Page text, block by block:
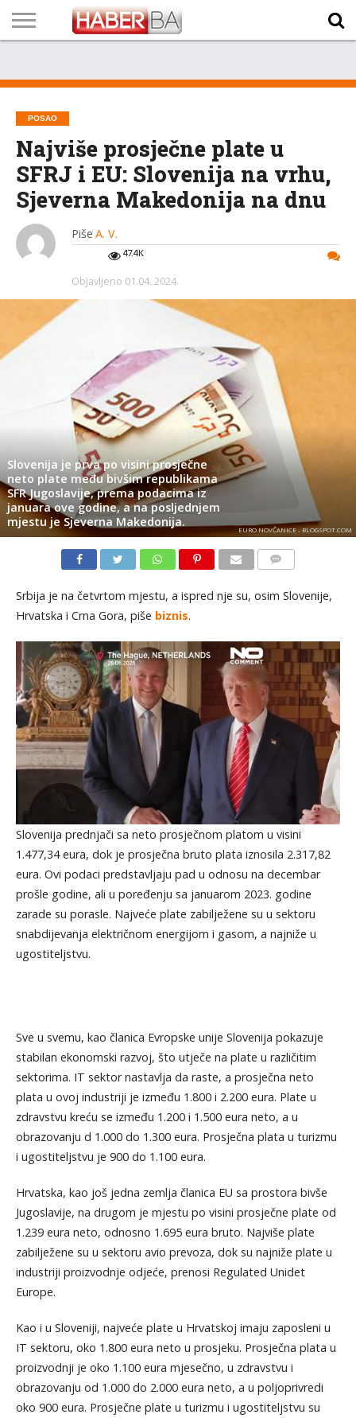
TECH
PROGRAM
PROGNOZA
PUTEVIMA
LISTA
NAMA
POSAO
Najviše prosječne plate u
SFRJ i EU: Slovenija na vrhu,
Sjeverna Makedonija na dnu
Piše A. V.
47.4K
Objavljeno 01.04. 2024.
Slovenija je prva po visini prosječne
neto plate među bivšim republikama
SFR Jugoslavije, prema podacima iz
januara ove godine, a na posljednjem
mjestu je Sjeverna Makedonija.
EURO NOVČANICE - BLOGSPOT.COM
Srbija je na četvrtom mjestu, a ispred nje su, osim Slovenije,
Hrvatska i Crna Gora, piše biznis.
Slovenija prednjači sa neto prosječnom platom u visini
1.477,34 eura, dok je prosječna bruto plata iznosila 2.317,82
eura. Ovi podaci predstavljaju pad u odnosu na decembar
prošle godine, ali u poređenju sa januarom 2023. godine
zarade su porasle. Najveće plate zabilježene su u sektoru
snabdijevanja električnom energijom i gasom, a najniže u
ugostiteljstvu.
Sve u svemu, kao članica Evropske unije Slovenija pokazuje
stabilan ekonomski razvoj, što utječe na plate u različitim
sektorima. IT sektor nastavlja da raste, a prosječna neto
plata u ovoj industriji je između 1.800 i 2.200 eura. Plate u
zdravstvu kreću se između 1.200 i 1.500 eura neto, a u
obrazovanju d 1.000 do 1.300 eura. Prosječna plata u turizmu
i ugostiteljstvu je 900 do 1.100 eura.
Hrvatska, kao još jedna zemlja članica EU sa prostora bivše
Jugoslavije, na drugom je mjestu po visini prosječne plate od
1.239 eura neto, odnosno 1.695 eura bruto. Najviše plate
zabilježene su u sektoru avio prevoza, dok su najniže plate u
industriji proizvodnje odjeće, prenosi Regulated Unidet
Europe.
Kao i u Sloveniji, najveće plate u Hrvatskoj imaju zaposleni u
IT sektoru, oko 1.800 eura neto u prosjeku. Prosječna plata u
proizvodnji je oko 1.100 eura mjesečno, u zdravstvu i
obrazovanju od 1.000 do 2.000 eura neto, a u poljoprivredi
oko 900 eura. Prosječne plate u turizmu i ugostiteljstvu su